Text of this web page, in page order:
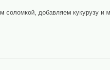
соломкой, добавляем кукурузу